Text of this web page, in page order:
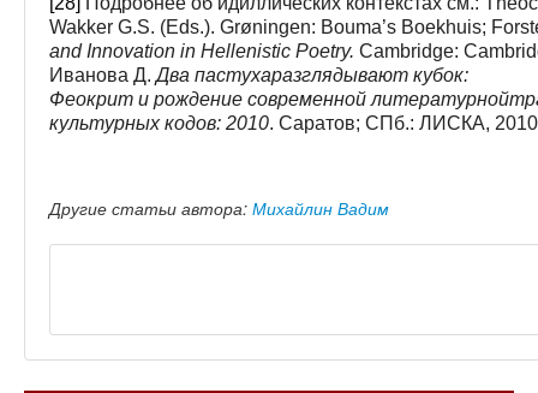
Wakker G.S. (Eds.). Grøningen: Bouma’s Boekhuis;
and Innovation in Hellenistic Poetry. Cambridge:
Иванова Д.Два пастухаразглядывают кубок:
Феокрит и рождение современной литературной
культурных кодов: 2010. Саратов; СПб.: ЛИСКА,
Другие статьи автора: Михайлин Вадим